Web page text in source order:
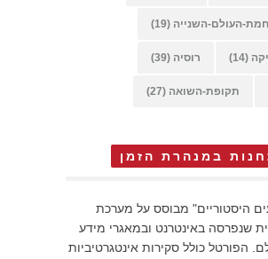
העולם-השנייה (19)
(14) רוסיה (39)
תקופת-השואה (27)
במנהרת הזמן
היסטוריים" מבוסס על מערכת
שנפרסה באינטרנט ובמאגרי מידע
הפורטל כולל סקירות אינטגרטיביות